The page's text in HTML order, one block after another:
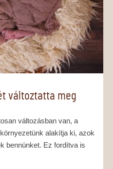
változtatta meg
változásban van, a
alakítja ki, azok
bennünket. Ez fordítva is